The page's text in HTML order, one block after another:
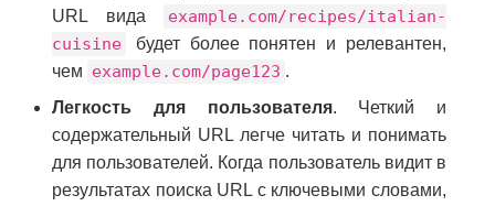
URL вида
example.com/recipes/italian-
cuisine
будет более понятен и релевантен,
чем example.com/page123 .
Легкость для пользователя. Четкий и
содержательный URL легче читать и понимать
для пользователей. Когда пользователь видит в
результатах поиска URL с ключевыми словами,